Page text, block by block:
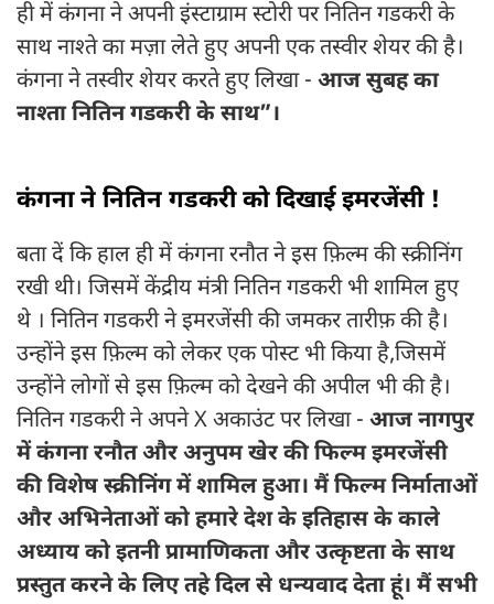
ही में कंगना ने अपनी इंस्टाग्राम स्टोरी पर नितिन गडकरी के
साथ नाश्ते का मज़ा लेते हुए अपनी एक तस्वीर शेयर की है।
कंगना ने तस्वीर शेयर करते हुए लिखा - आज सुबह का
नाश्ता नितिन गडकरी के साथ”।
कंगना ने नितिन गडकरी को दिखाई इमरजेंसी !
बता दें कि हाल ही में कंगना रनौत ने इस फ़िल्म की स्क्रीनिंग
रखी थी। जिसमें केंद्रीय मंत्री नितिन गडकरी भी शामिल हुए
थे । नितिन गडकरी ने इमरजेंसी की जमकर तारीफ़ की है।
उन्होंने इस फ़िल्म को लेकर एक पोस्ट भी किया है,जिसमें
उन्होंने लोगों से इस फ़िल्म को देखने की अपील भी की है।
नितिन गडकरी ने अपने X अकाउंट पर लिखा - आज नागपुर
में कंगना रनौत और अनुपम खेर की फिल्म इमरजेंसी
की विशेष स्क्रीनिंग में शामिल हुआ। मैं फिल्म निर्माताओं
और अभिनेताओं को हमारे देश के इतिहास के काले
अध्याय को इतनी प्रामाणिकता और उत्कृष्टता के साथ
प्रस्तुत करने के लिए तहे दिल से धन्यवाद देता हूं। मैं सभी